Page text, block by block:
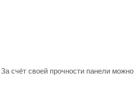
счёт своей прочности панели можно